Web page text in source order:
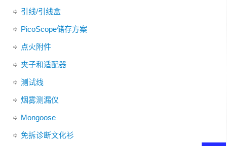
引线/引线盒
PicoScope储存方案
点火附件
夹子和适配器
测试线
烟雾测漏仪
Mongoose
免拆诊断文化衫